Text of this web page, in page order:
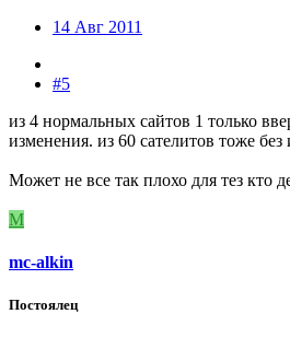
14 Авг 2011
#5
из 4 нормальных сайтов 1 только
изменения. из 60 сателитов тоже
Может не все так плохо для тез кто
M
mc-alkin
Постоялец